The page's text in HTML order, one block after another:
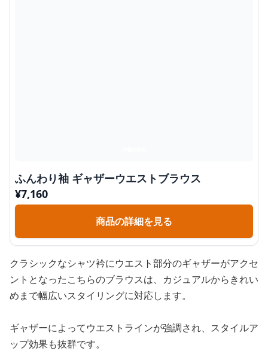
ふんわり袖 ギャザーウエストブラウス
¥7,160
商品の詳細を見る
クラシックなシャツ衿にウエスト部分のギャザーがアクセ
ントとなったこちらのブラウスは、カジュアルからきれい
めまで幅広いスタイリングに対応します。
ギャザーによってウエストラインが強調され、スタイルア
ップ効果も抜群です。